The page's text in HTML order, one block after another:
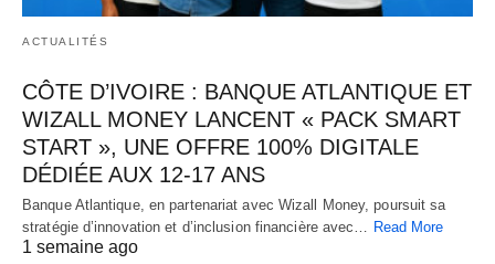
ACTUALITÉS
CÔTE D’IVOIRE : BANQUE ATLANTIQUE ET
WIZALL MONEY LANCENT « PACK SMART
START », UNE OFFRE 100% DIGITALE
DÉDIÉE AUX 12-17 ANS
Banque Atlantique, en partenariat avec Wizall Money, poursuit sa
stratégie d’innovation et d’inclusion financière avec…
Read More
1 semaine ago